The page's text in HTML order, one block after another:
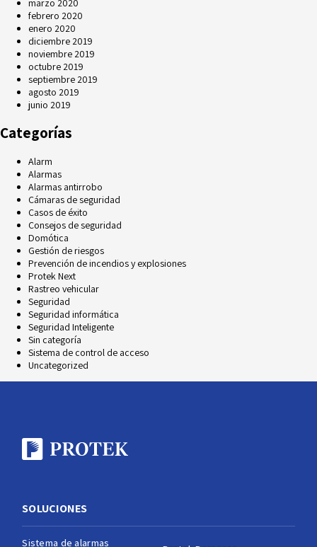
marzo 2020
febrero 2020
enero 2020
diciembre 2019
noviembre 2019
octubre 2019
septiembre 2019
agosto 2019
junio 2019
Categorías
Alarm
Alarmas
Alarmas antirrobo
Cámaras de seguridad
Casos de éxito
Consejos de seguridad
Domótica
Gestión de riesgos
Prevención de incendios y explosiones
Protek Next
Rastreo vehicular
Seguridad
Seguridad informática
Seguridad Inteligente
Sin categoría
Sistema de control de acceso
Uncategorized
SOLUCIONES
Sistema de alarmas